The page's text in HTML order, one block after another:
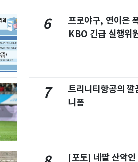
6
프로야구, 연이은
KBO 긴급 실행위
7
트리니티항공의 깔
니폼
[포토] 네팔 산악인